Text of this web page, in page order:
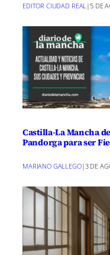
EDITOR CIUDAD REAL | 5 DE
Castilla-La Mancha
Pandorga para ser
MARIANO GALLEGO|3 DE